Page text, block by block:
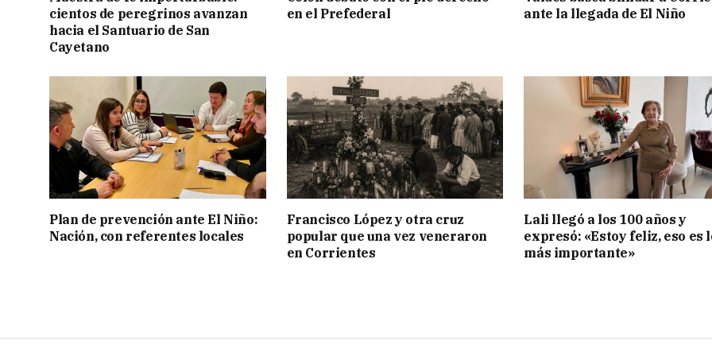
cientos de peregrinos avanzan
hacia el Santuario de San
Cayetano
en el Prefederal
ante la llegada de El Niño
Plan de prevención ante El Niño:
Nación, con referentes locales
Francisco López y otra cruz
popular que una vez veneraron
en Corrientes
Lali llegó a los 100 años y
expresó: «Estoy feliz, eso es
más importante»